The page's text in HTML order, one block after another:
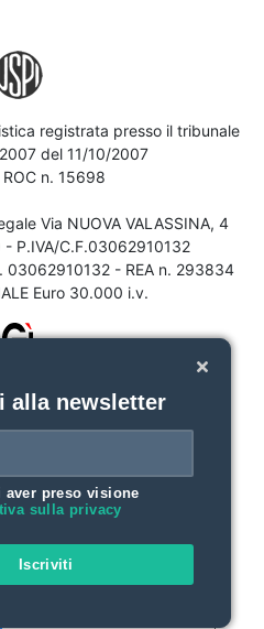
registrata presso il tribunale
del 11/10/2007
n. 15698
Via NUOVA VALASSINA, 4
- P.IVA/C.F.03062910132
03062910132 - REA n. 293834
Euro 30.000 i.v.
alla newsletter
aver preso visione
sulla privacy
Iscriviti
relative alla privacy